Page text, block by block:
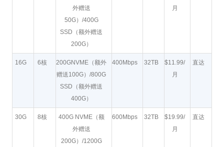
外赠送
50G）/400G
SSD（额外赠送
200G）
月
16G 6核
200GNVME（额外
赠送100G）/800G
SSD（额外赠送
400G）
400Mbps 32TB
$11.99/
月
直达
30G 8核
400G NVME（额
外赠送
200G）/1200G
600Mbps 32TB
$19.99/
月
直达